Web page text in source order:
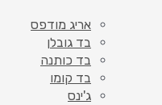
אריג מודפס
בד גובלן
בד כותנה
בד קומו
ג'ינס